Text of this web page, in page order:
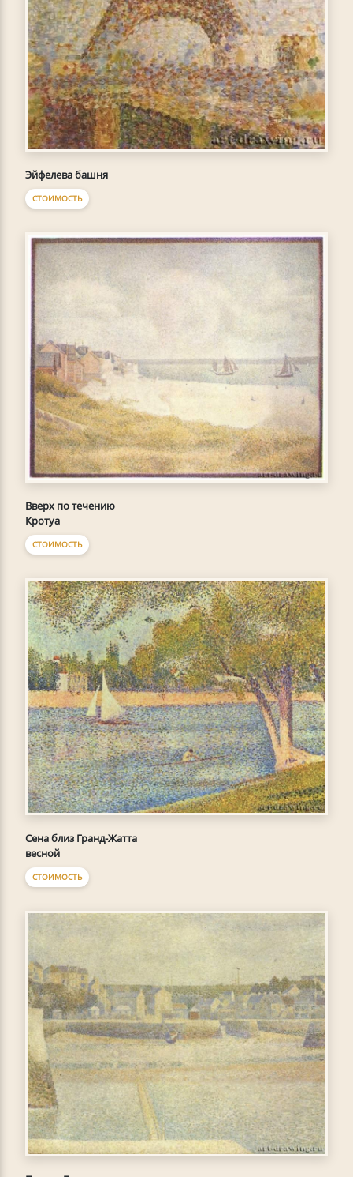
Эйфелева башня
СТОИМОСТЬ
Вверх по течению
Кротуа
СТОИМОСТЬ
Сена близ Гранд-Жатта
весной
СТОИМОСТЬ